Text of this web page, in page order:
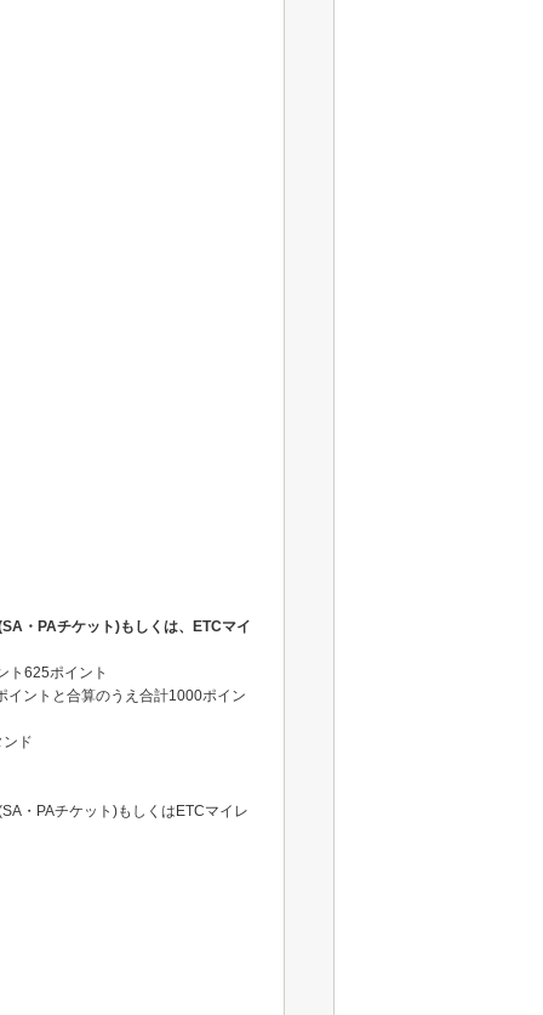
・PAチケット)もしくは、ETCマイ
ト625ポイント
ントと合算のうえ合計1000ポイン
ド
・PAチケット)もしくはETCマイレ